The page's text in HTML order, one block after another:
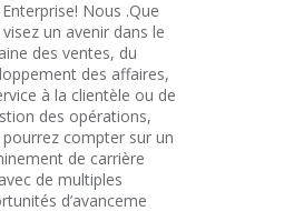
Nous .Que
un avenir dans le
des ventes, du
des affaires,
à la clientèle ou de
des opérations,
compter sur un
de carrière
de multiples
d’avanceme